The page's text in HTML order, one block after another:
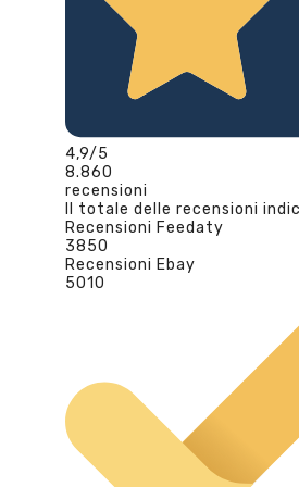
4,9/5
8.860
recensioni
Il totale delle recensioni
Recensioni Feedaty
3850
Recensioni Ebay
5010